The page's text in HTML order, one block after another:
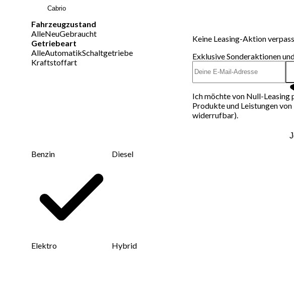
Cabrio
Fahrzeugzustand
AlleNeuGebraucht
Getriebeart
AlleAutomatikSchaltgetriebe
Kraftstoffart
Benzin Diesel
Elektro Hybrid
Keine Leasing-Aktion
Exklusive Sonderaktionen
Ich möchte von Null-
Produkte und Leistungen
widerrufbar).